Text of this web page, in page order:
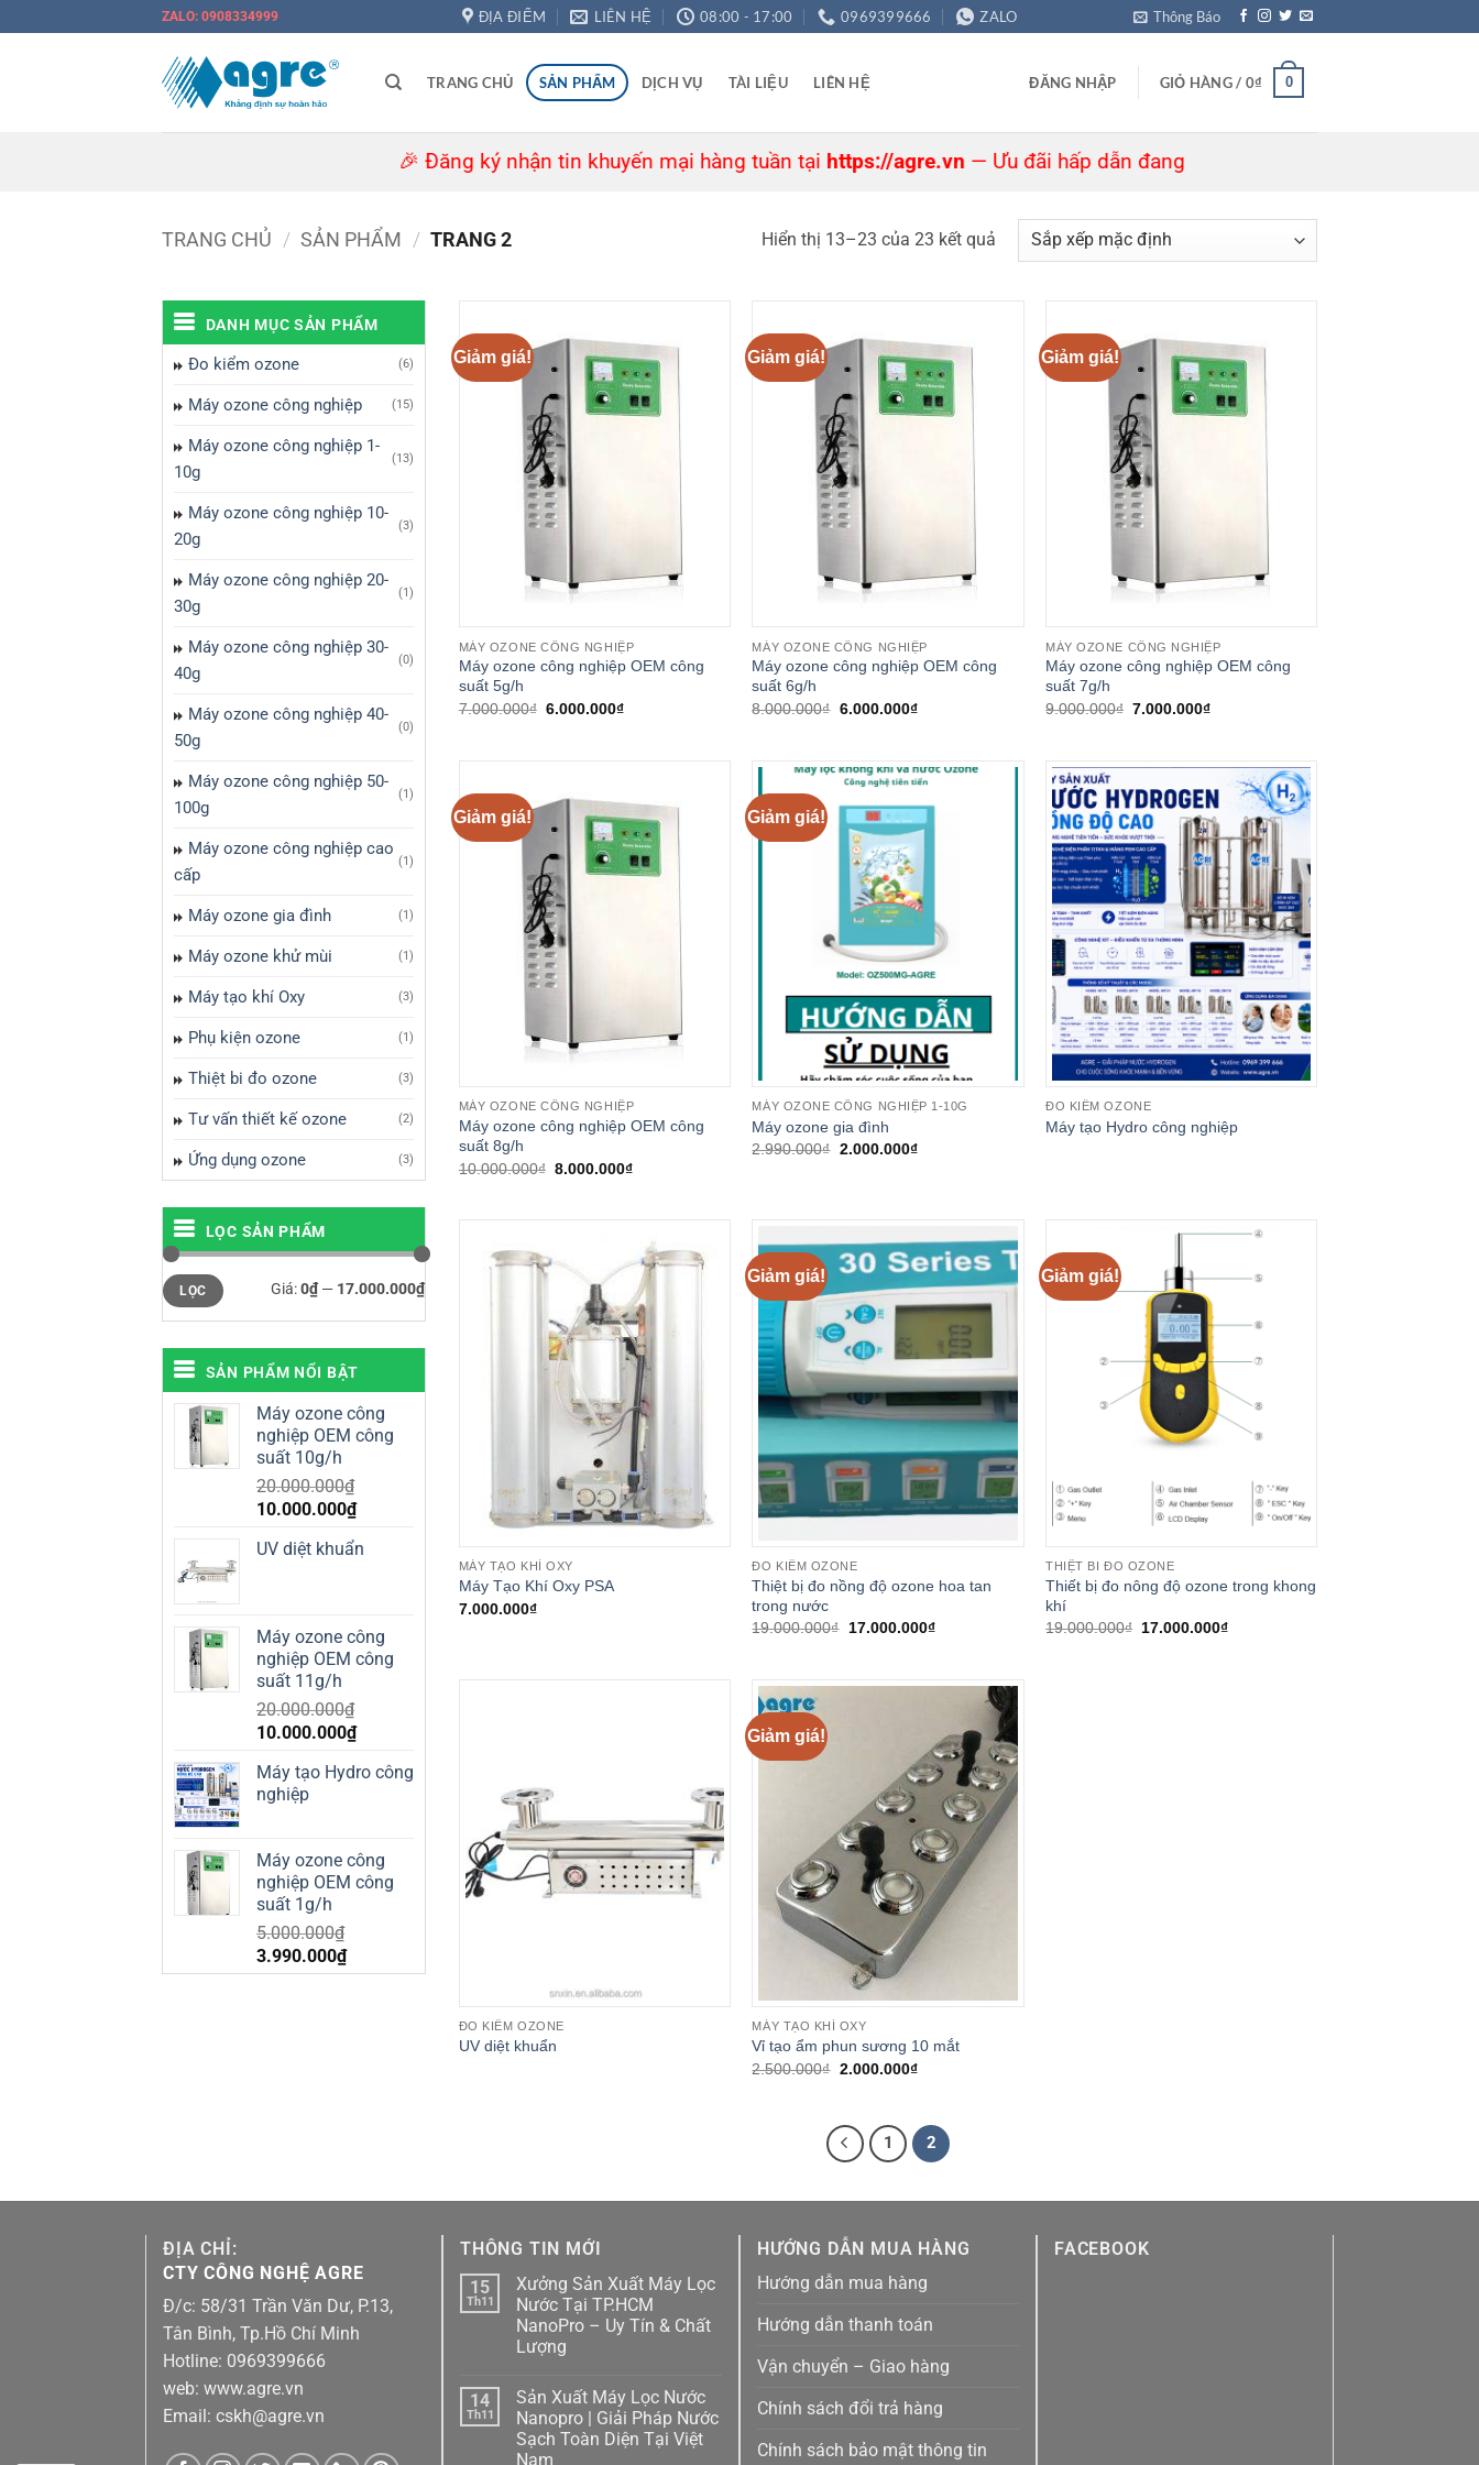
ZALO: 0908334999 ĐỊA ĐIỂM LIÊN HỆ 08:00 - 17:00 0969399666 ZALO Thông Báo
TRANG CHỦ SẢN PHẨM DỊCH VỤ TÀI LIỆU LIÊN HỆ ĐĂNG NHẬP GIỎ HÀNG / 0₫ 0
🎉 Đăng ký nhận tin khuyến mại hàng tuần tại https://agre.vn— Ưu đãi hấp dẫn đang chờ bạn! 🎁
TRANG CHỦ / SẢN PHẨM / TRANG 2 Hiển thị 13–23 của 23 kết quả
DANH MỤC SẢN PHẨM
Đo kiểm ozone (6)
Máy ozone công nghiệp (15)
Máy ozone công nghiệp 1-
10g
(13)
Máy ozone công nghiệp 10-
20g
(3)
Máy ozone công nghiệp 20-
30g
(1)
Máy ozone công nghiệp 30-
40g
(0)
Máy ozone công nghiệp 40-
50g
(0)
Máy ozone công nghiệp 50-
100g
(1)
Máy ozone công nghiệp cao
cấp
(1)
Máy ozone gia đình (1)
Máy ozone khử mùi (1)
Máy tạo khí Oxy (3)
Phụ kiện ozone (1)
Thiệt bi đo ozone (3)
Tư vấn thiết kế ozone (2)
Ứng dụng ozone (3)
LỌC SẢN PHẨM
Giá
tối
thiểu
Giá
tối
đa
LỌC Giá:0₫— 17.000.000₫
SẢN PHẨM NỔI BẬT
Máy ozone công
nghiệp OEM công
suất 10g/h
20.000.000₫
Giá
là:
10.000.000₫Giá
tại
UV diệt khuẩn
Máy ozone công
nghiệp OEM công
suất 11g/h
20.000.000₫
Giá
là:
20.000.000₫.
10.000.000₫Giá
tại
Máy tạo Hydro công
nghiệp
Máy ozone công
nghiệp OEM công
suất 1g/h
5.000.000₫
Giá
gốc
3.990.000₫Giá
hiện
Giảm giá!
MÁY OZONE CÔNG NGHIỆP
Máy ozone công nghiệp OEM công
suất 5g/h
7.000.000₫ Giá
6.000.000₫Giá
Giảm giá!
MÁY OZONE CÔNG NGHIỆP
Máy ozone công nghiệp OEM công
suất 6g/h
8.000.000₫ Giá
6.000.000₫Giá
6.000.000₫.
Giảm giá!
MÁY OZONE CÔNG NGHIỆP
Máy ozone công nghiệp OEM công
suất 7g/h
9.000.000₫ Giá
7.000.000₫Giá
7.000.000₫.
Giảm giá!
MÁY OZONE CÔNG NGHIỆP
Máy ozone công nghiệp OEM công
suất 8g/h
10.000.000₫ Giá
8.000.000₫Giá
Giảm giá!
MÁY OZONE CÔNG NGHIỆP 1-10G
Máy ozone gia đình
2.990.000₫ Giá
2.000.000₫Giá
ĐO KIỂM OZONE
Máy tạo Hydro công nghiệp
MÁY TẠO KHÍ OXY
Máy Tạo Khí Oxy PSA
7.000.000₫
Giảm giá!
ĐO KIỂM OZONE
Thiệt bị đo nồng độ ozone hoa tan
trong nước
19.000.000₫ Giá
17.000.000₫Giá
17.000.000₫.
Giảm giá!
THIỆT BI ĐO OZONE
Thiết bị đo nông độ ozone trong khong
khí
19.000.000₫ Giá
17.000.000₫Giá
ĐO KIỂM OZONE
UV diệt khuẩn
Giảm giá!
MÁY TẠO KHÍ OXY
Vỉ tạo ẩm phun sương 10 mắt
2.500.000₫ Giá
2.000.000₫Giá
2.000.000₫.
1 2
ĐỊA CHỈ:
CTY CÔNG NGHỆ AGRE
Đ/c: 58/31 Trần Văn Dư, P.13,
Tân Bình, Tp.Hồ Chí Minh
Hotline: 0969399666
web: www.agre.vn
Email: cskh@agre.vn
THÔNG TIN MỚI
15
Th11
Xưởng Sản Xuất Máy Lọc
Nước Tại TP.HCM
NanoPro – Uy Tín & Chất
Lượng
bình
luận
ở
Xưởng
Sản
14
Th11
Sản Xuất Máy Lọc Nước
Nanopro | Giải Pháp Nước
Sạch Toàn Diện Tại Việt
Nam
HƯỚNG DẪN MUA HÀNG
Hướng dẫn mua hàng
Hướng dẫn thanh toán
Vận chuyển – Giao hàng
Chính sách đổi trả hàng
Chính sách bảo mật thông tin
FACEBOOK